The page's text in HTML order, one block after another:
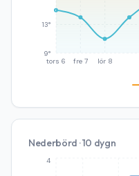
tors 6 fre 7 lör 8
9°
13°
Nederbörd · 10 dygn
4